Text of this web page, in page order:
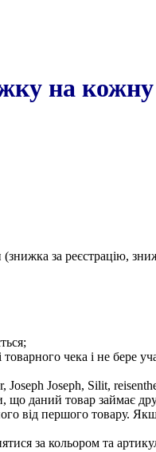
на
за реєстрацію,
чека і не бере
Joseph, Silit,
що даний товар займає
від першого товару.
за кольором та